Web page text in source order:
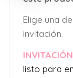
Elige una
invitación.
listo para